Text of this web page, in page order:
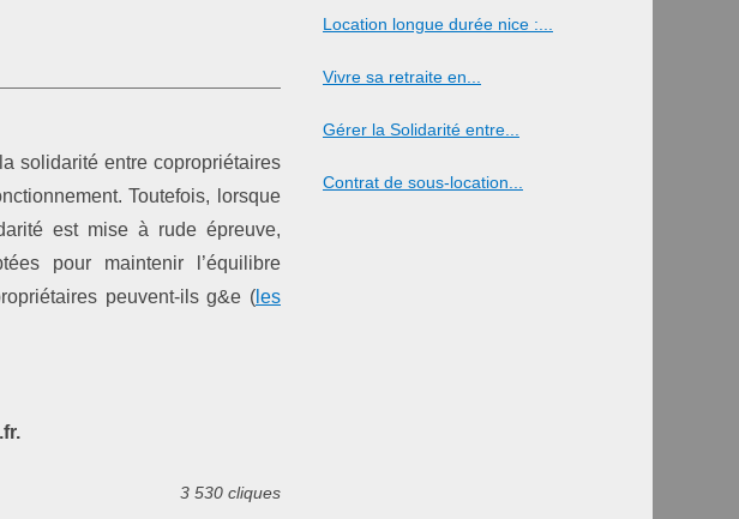
solidarité entre copropriétaires
Toutefois, lorsque
est mise à rude épreuve,
pour maintenir l’équilibre
peuvent-ils g&e ( les
3 530 cliques
Location longue durée nice :...
Vivre sa retraite en...
Gérer la Solidarité entre...
Contrat de sous-location...